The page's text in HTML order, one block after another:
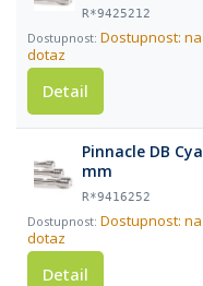
R*9425212
Dostupnost: na
dotaz
Detail
Pinnacle DB
mm
R*9416252
Dostupnost: na
dotaz
Detail